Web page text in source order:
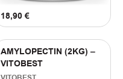
18,90 €
AMYLOPECTIN (2KG) –
VITOBEST